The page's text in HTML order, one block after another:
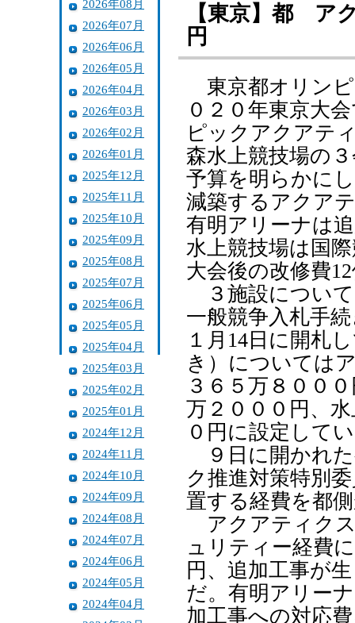
2026年08月
2026年07月
2026年06月
2026年05月
2026年04月
2026年03月
2026年02月
2026年01月
2025年12月
2025年11月
2025年10月
2025年09月
2025年08月
2025年07月
2025年06月
2025年05月
2025年04月
2025年03月
2025年02月
2025年01月
2024年12月
2024年11月
2024年10月
2024年09月
2024年08月
2024年07月
2024年06月
2024年05月
2024年04月
【東京】都 ア
円
東京都オリン
０２０年東京大
ピックアクアテ
森水上競技場の
予算を明らかに
減築するアクア
有明アリーナは
水上競技場は国
大会後の改修費
３施設について
一般競争入札手
１月14日に開札
き）については
３６５万８００
万２０００円、
０円に設定して
９日に開かれ
ク推進対策特別
置する経費を都
アクアティク
ュリティー経費
円、追加工事が
だ。有明アリー
加工事への対応